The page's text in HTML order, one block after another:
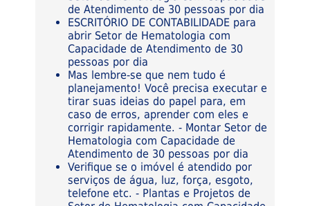
de Atendimento de 30 pessoas por dia
ESCRITÓRIO DE CONTABILIDADE para
abrir Setor de Hematologia com
Capacidade de Atendimento de 30
pessoas por dia
Mas lembre-se que nem tudo é
planejamento! Você precisa executar e
tirar suas ideias do papel para, em
caso de erros, aprender com eles e
corrigir rapidamente. - Montar Setor de
Hematologia com Capacidade de
Atendimento de 30 pessoas por dia
Verifique se o imóvel é atendido por
serviços de água, luz, força, esgoto,
telefone etc. - Plantas e Projetos de